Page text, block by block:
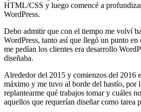
HTML/CSS y luego comencé a
WordPress.
Debo admitir que con el tiempo me volví
WordPress, tanto así que llegó un punto
me pedían los clientes era desarrollo
diseñaba.
Alrededor del 2015 y comienzos del 2016
máximo y me tuvo al borde del hastío, por
replantearme qué trabajos tomar y cuáles
aquellos que requerían diseñar como tarea